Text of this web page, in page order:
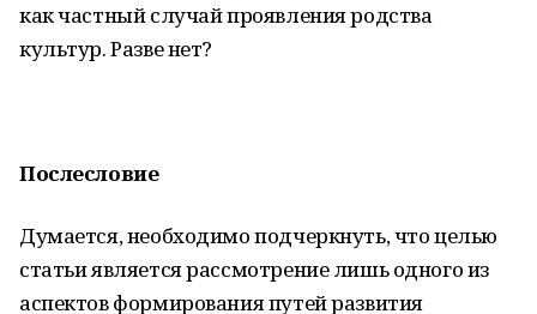
как частный случай проявления родства
культур. Разве нет?
Послесловие
Думается, необходимо подчеркнуть, что целью
статьи является рассмотрение лишь одного из
аспектов формирования путей развития